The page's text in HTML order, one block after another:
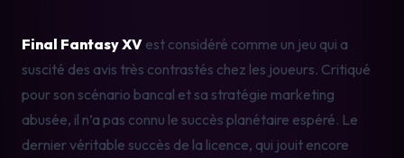
Final Fantasy XV est considéré comme un jeu qui a
suscité des avis très contrastés chez les joueurs. Critiqué
pour son scénario bancal et sa stratégie marketing
abusée, il n’a pas connu le succès planétaire espéré. Le
dernier véritable succès de la licence, qui jouit encore